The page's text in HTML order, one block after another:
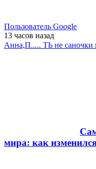
Пользователь Google
13 часов назад
Анна,П..... ТЬ не
мира: как